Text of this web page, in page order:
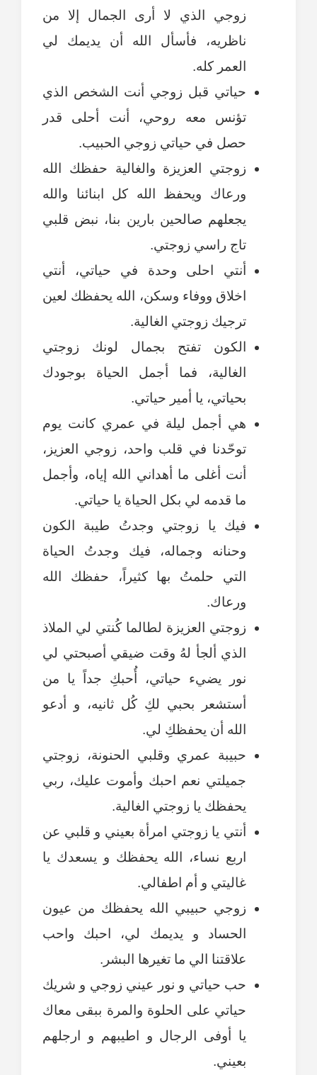
زوجي الذي لا أرى الجمال إلا من
ناظريه، فأسأل الله أن يديمك لي
العمر كله.
حياتي قبل زوجي أنت الشخص الذي
تؤنس معه روحي، أنت أحلى قدر
حصل في حياتي زوجي الحبيب.
زوجتي العزيزة والغالية حفظك الله
ورعاك ويحفظ الله كل ابنائنا والله
يجعلهم صالحين بارين بنا، نبض قلبي
تاج راسي زوجتي.
أنتي احلى وحدة في حياتي، أنتي
اخلاق ووفاء وسكن، الله يحفظك لعين
ترجيك زوجتي الغالية.
الكون تفتح بجمال لونك زوجتي
الغالية، فما أجمل الحياة بوجودك
بحياتي، يا أمير حياتي.
هي أجمل ليلة في عمري كانت يوم
توحّدنا في قلب واحد، زوجي العزيز،
أنت أغلى ما أهداني الله إياه، وأجمل
ما قدمه لي بكل الحياة يا حياتي.
فيك يا زوجتي وجدتُ طيبة الكون
وحنانه وجماله، فيك وجدتُ الحياة
التي حلمتُ بها كثيراً، حفظك الله
ورعاك.
زوجتي العزيزة لطالما كُنتي لي الملاذ
الذي ألجأ لهُ وقت ضيقي أصبحتي لي
نور يضيء حياتي، أُحبكِ جداً يا من
أستشعر بحبي لكِ كُل ثانيه، و أدعو
الله أن يحفظكِ لي.
حبيبة عمري وقلبي الحنونة، زوجتي
جميلتي نعم احبك وأموت عليك، ربي
يحفظك يا زوجتي الغالية.
أنتي يا زوجتي امرأة بعيني و قلبي عن
اربع نساء، الله يحفظك و يسعدك يا
غاليتي و أم اطفالي.
زوجي حبيبي الله يحفظك من عيون
الحساد و يديمك لي، احبك واحب
علاقتنا الي ما تغيرها البشر.
حب حياتي و نور عيني زوجي و شريك
حياتي على الحلوة والمرة ببقى معاك
يا أوفى الرجال و اطيبهم و ارجلهم
بعيني.